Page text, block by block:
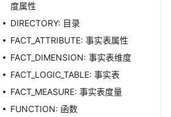
度属性
DIRECTORY: 目录
FACT_ATTRIBUTE: 事实表属性
FACT_DIMENSION: 事实表维度
FACT_LOGIC_TABLE: 事实表
FACT_MEASURE: 事实表度量
FUNCTION: 函数